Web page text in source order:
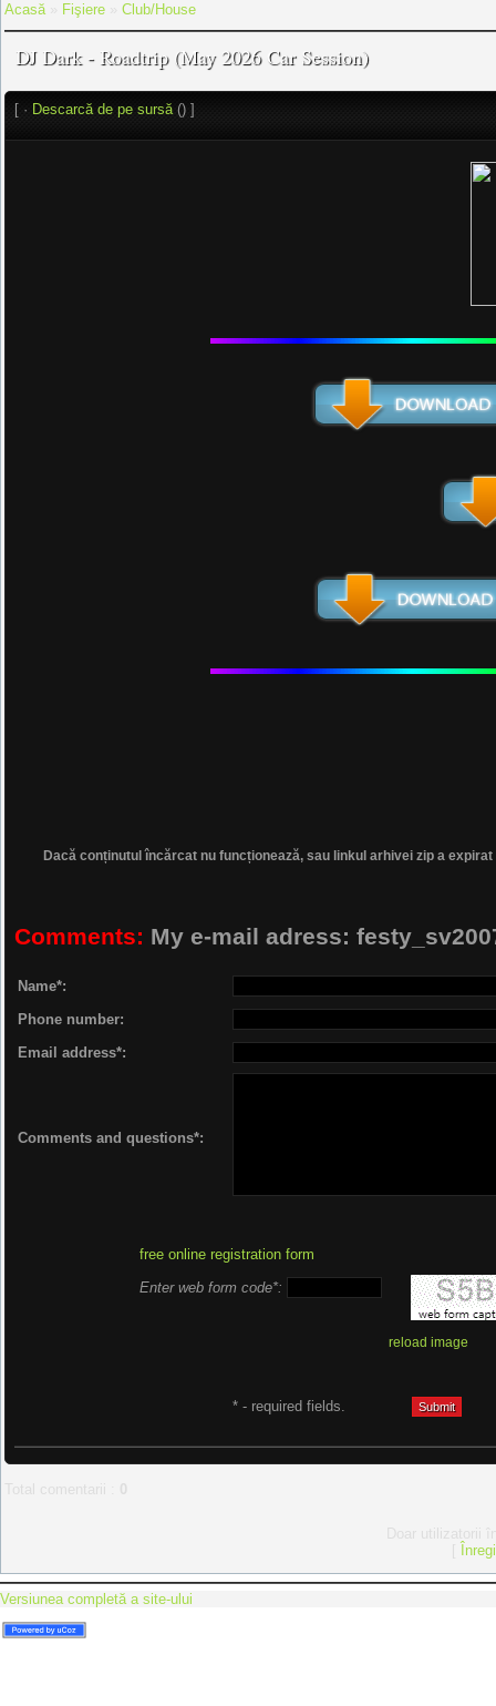
Acasă» Fişiere Club/House
DJ Dark - Roadtrip (May 2026 Car Session)
[ · Descarcă de pe sursă() ]
Dacă conținutul încărcat nu funcționează, sau linkul arhivei zip a
Comments: My e-mail adress:
Name*:
Phone number:
Email address*:
Comments and questions*:
free online registration form
Enter web form code*:
reload image
* - required fields.
Versiunea completă a site-ului